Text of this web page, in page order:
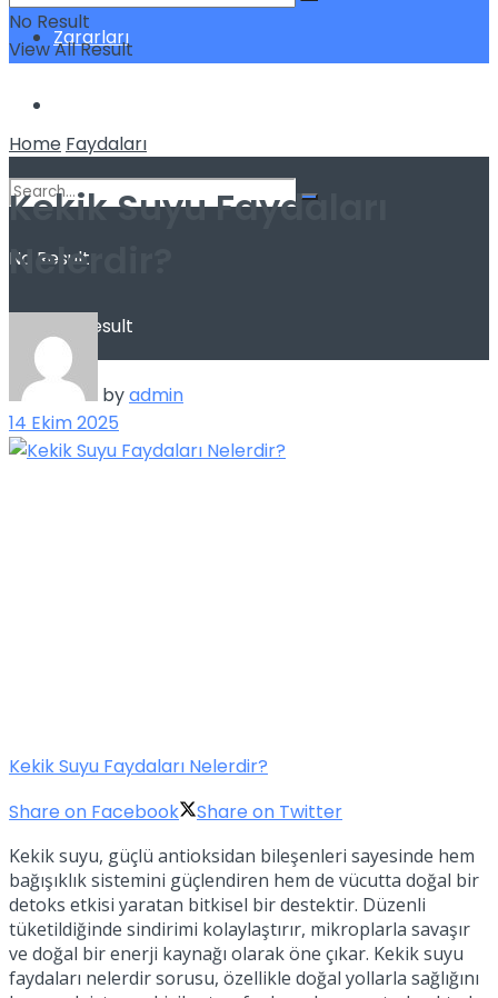
Zararları
No Result
View All Result
No Result
View All Result
Home Faydaları
Kekik Suyu Faydaları
Nelerdir?
byadmin
14 Ekim 2025
Kekik Suyu Faydaları Nelerdir?
Share on Facebook
Share on Twitter
Kekik suyu, güçlü antioksidan bileşenleri sayesinde hem
bağışıklık sistemini güçlendiren hem de vücutta doğal bir
detoks etkisi yaratan bitkisel bir destektir. Düzenli
tüketildiğinde sindirimi kolaylaştırır, mikroplarla savaşır
ve doğal bir enerji kaynağı olarak öne çıkar. Kekik suyu
faydaları nelerdir sorusu, özellikle doğal yollarla sağlığını